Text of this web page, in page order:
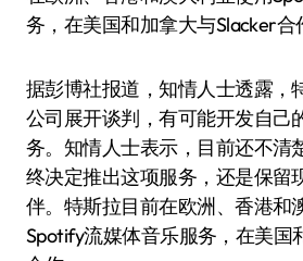
务，在美国和加拿大与Slacker合
据彭博社报道，知情人士透露，
公司展开谈判，有可能开发自己
务。知情人士表示，目前还不清
终决定推出这项服务，还是保留
伴。特斯拉目前在欧洲、香港和
Spotify流媒体音乐服务，在美国